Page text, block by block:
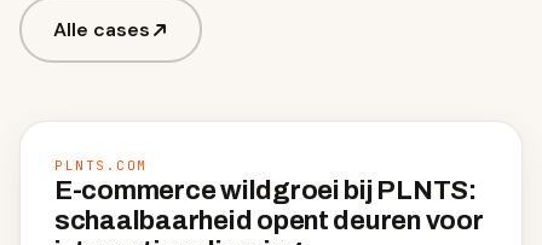
Alle cases
PLNTS.COM
E-commerce wildgroei bij PLNTS:
schaalbaarheid opent deuren voor